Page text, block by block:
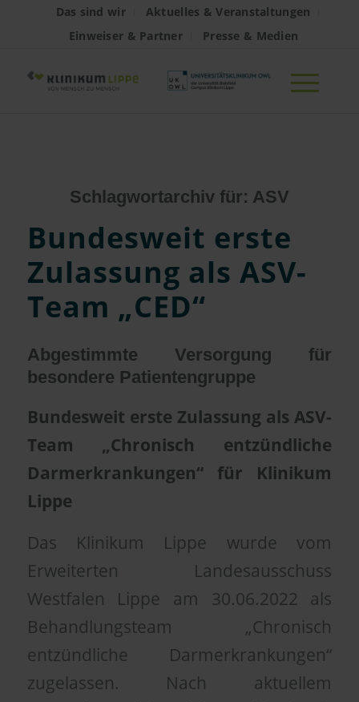
Das sind wir
Aktuelles & Veranstaltungen
Einweiser & Partner
Presse & Medien
Schlagwortarchiv für: ASV
Bundesweit erste
Zulassung als ASV-
Team „CED“
Abgestimmte Versorgung für
besondere Patientengruppe
Bundesweit erste Zulassung als ASV-
Team „Chronisch entzündliche
Darmerkrankungen“ für Klinikum
Lippe
Das Klinikum Lippe wurde vom
Erweiterten Landesausschuss
Westfalen Lippe am 30.06.2022 als
Behandlungsteam „Chronisch
entzündliche Darmerkrankungen“
zugelassen. Nach aktuellem